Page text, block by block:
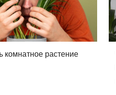
комнатное растение